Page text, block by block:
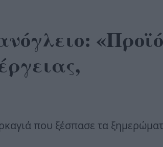
που ξέσπασε τα